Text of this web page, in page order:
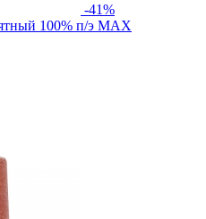
-41%
100% п/э MAX